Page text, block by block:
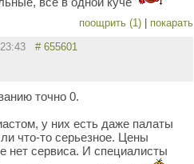
поощрить (1) покарать
# 655601
точно 0.
у них есть даже палаты
что-то серьезное. Цены
нет сервиса. И специалисты